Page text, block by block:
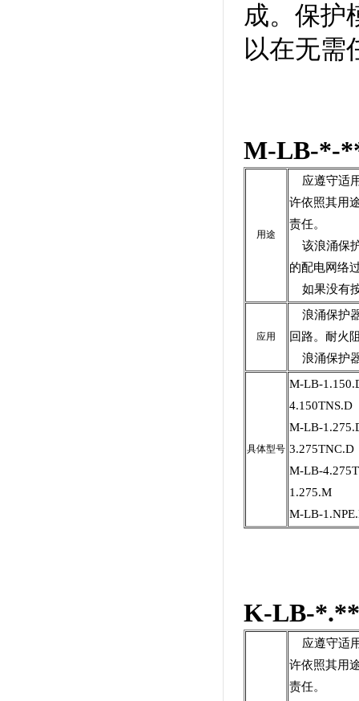
成。保护
以在无需
M-LB-*-
用途
应遵守适
许依照其用
责任。
该浪涌保
的配电网络
如果没有
应用
浪涌保护
回路。耐火
浪涌保护
具体型号
M-LB-
4.150TNS.D
M-LB-
3.275TNC.D
M-LB-
1.275.M
M-LB-
K-LB-*.**
应遵守适
许依照其用
责任。